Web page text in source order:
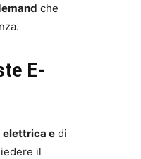
che
E-
elettrica e di
il